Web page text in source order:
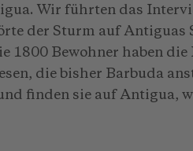
Wir führten das
der Sturm auf Antiguas
1800 Bewohner haben
die bisher Barbuda
finden sie auf Antigua,